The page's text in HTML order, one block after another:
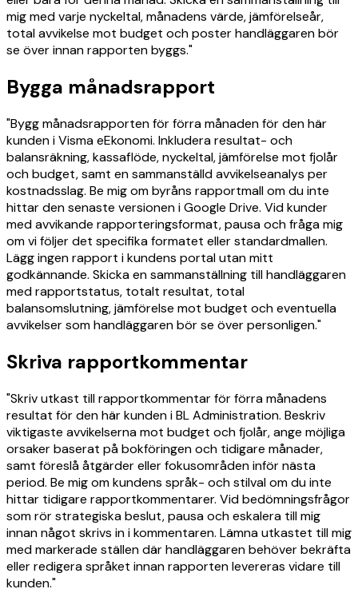
mig med varje nyckeltal, månadens värde, jämförelseår,
total avvikelse mot budget och poster handläggaren bör
se över innan rapporten byggs."
Bygga månadsrapport
"Bygg månadsrapporten för förra månaden för den här
kunden i Visma eEkonomi. Inkludera resultat- och
balansräkning, kassaflöde, nyckeltal, jämförelse mot fjolår
och budget, samt en sammanställd avvikelseanalys per
kostnadsslag. Be mig om byråns rapportmall om du inte
hittar den senaste versionen i Google Drive. Vid kunder
med avvikande rapporteringsformat, pausa och fråga mig
om vi följer det specifika formatet eller standardmallen.
Lägg ingen rapport i kundens portal utan mitt
godkännande. Skicka en sammanställning till handläggaren
med rapportstatus, totalt resultat, total
balansomslutning, jämförelse mot budget och eventuella
avvikelser som handläggaren bör se över personligen."
Skriva rapportkommentar
"Skriv utkast till rapportkommentar för förra månadens
resultat för den här kunden i BL Administration. Beskriv
viktigaste avvikelserna mot budget och fjolår, ange möjliga
orsaker baserat på bokföringen och tidigare månader,
samt föreslå åtgärder eller fokusområden inför nästa
period. Be mig om kundens språk- och stilval om du inte
hittar tidigare rapportkommentarer. Vid bedömningsfrågor
som rör strategiska beslut, pausa och eskalera till mig
innan något skrivs in i kommentaren. Lämna utkastet till mig
med markerade ställen där handläggaren behöver bekräfta
eller redigera språket innan rapporten levereras vidare till
kunden."